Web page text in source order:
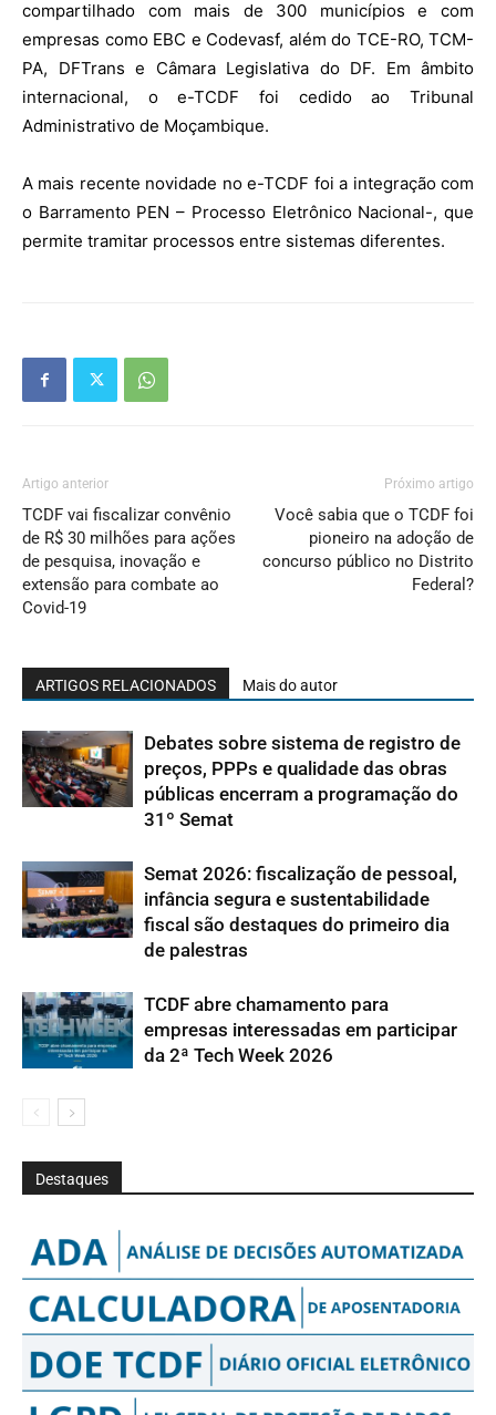
compartilhado com mais de 300 municípios e com
empresas como EBC e Codevasf, além do TCE-RO, TCM-
PA, DFTrans e Câmara Legislativa do DF. Em âmbito
internacional, o e-TCDF foi cedido ao Tribunal
Administrativo de Moçambique.
A mais recente novidade no e-TCDF foi a integração com
o Barramento PEN – Processo Eletrônico Nacional-, que
permite tramitar processos entre sistemas diferentes.
Artigo anterior
TCDF vai fiscalizar convênio
de R$ 30 milhões para ações
de pesquisa, inovação e
extensão para combate ao
Covid-19
Próximo artigo
Você sabia que o TCDF foi
pioneiro na adoção de
concurso público no Distrito
Federal?
ARTIGOS RELACIONADOS Mais do autor
Debates sobre sistema de registro de
preços, PPPs e qualidade das obras
públicas encerram a programação do
31º Semat
Semat 2026: fiscalização de pessoal,
infância segura e sustentabilidade
fiscal são destaques do primeiro dia
de palestras
TCDF abre chamamento para
empresas interessadas em participar
da 2ª Tech Week 2026
Destaques